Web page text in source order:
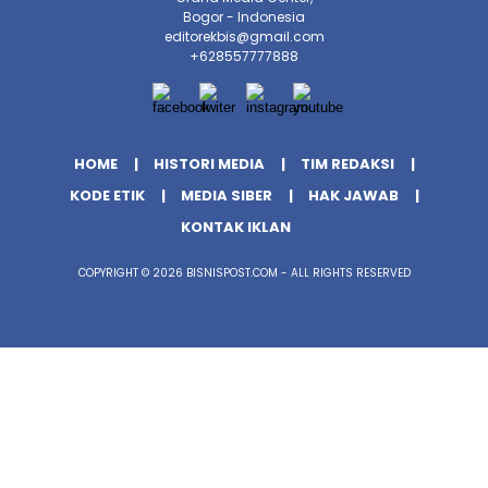
Bogor - Indonesia
editorekbis@gmail.com
+628557777888
HOME HISTORI MEDIA
TIM REDAKSI
KODE ETIK
MEDIA SIBER
HAK JAWAB
KONTAK IKLAN
COPYRIGHT © 2026 BISNISPOST.COM - ALL RIGHTS RESERVED